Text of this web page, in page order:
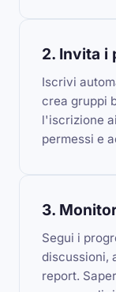
2. Invita i
Iscrivi
crea gruppi
l'iscrizione
permessi e
3.
Segui i
discussioni,
report.